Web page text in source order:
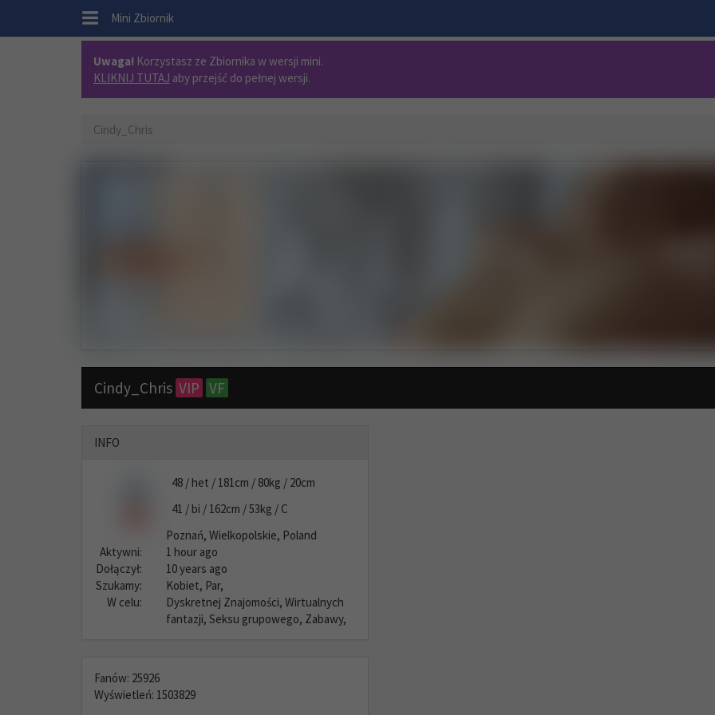
. Mini Zbiornik
Uwaga! Korzystasz ze Zbiornika w wersji mini.
KLIKNIJ TUTAJ aby przejść do pełnej wersji.
Cindy_Chris
Cindy_Chris VIP VF
INFO
48 / het / 181cm / 80kg / 20cm
41 / bi / 162cm / 53kg / C
Poznań, Wielkopolskie, Poland
Aktywni:
1 hour ago
Dołączył:
10 years ago
Szukamy:
Kobiet, Par,
W celu:
Dyskretnej Znajomości, Wirtualnych
fantazji, Seksu grupowego, Zabawy,
Fanów: 25926
Wyświetleń: 1503829